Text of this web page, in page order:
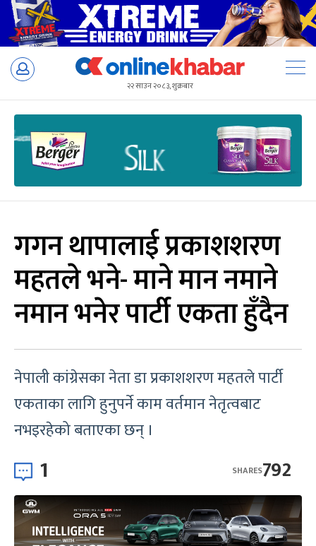
Skip
२२ साउन २०८३, शुक्रबार
गगन थापालाई प्रकाशशरण
महतले भने- माने मान नमाने
नमान भनेर पार्टी एकता हुँदैन
नेपाली कांग्रेसका नेता डा प्रकाशशरण महतले पार्टी
एकताका लागि हुनुपर्ने काम वर्तमान नेतृत्वबाट
नभइरहेको बताएका छन् ।
1 792
SHARES